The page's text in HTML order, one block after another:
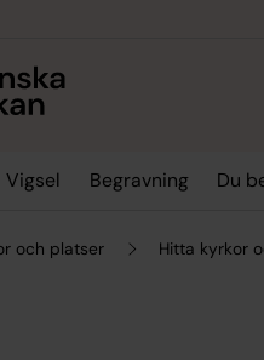
Vigsel Begravning Du
och platser Hitta kyrkor